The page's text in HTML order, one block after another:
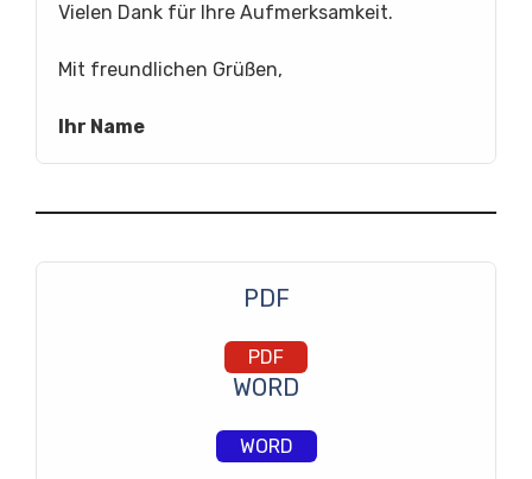
Vielen Dank für Ihre Aufmerksamkeit.
Mit freundlichen Grüßen,
Ihr Name
PDF
PDF
WORD
WORD